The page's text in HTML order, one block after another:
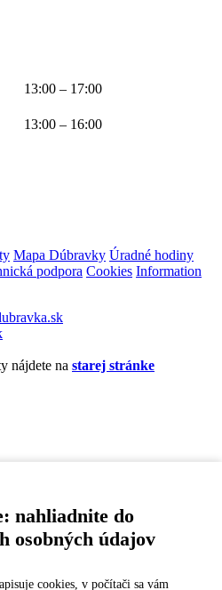
nahliadnite do
osobných údajov
cookies, v počítači sa vám
13:00 – 17:00
13:00 – 16:00
Mapa Dúbravky Úradné hodiny
podpora Cookies Information
nájdete na starej stránke
DÚBRAVKA